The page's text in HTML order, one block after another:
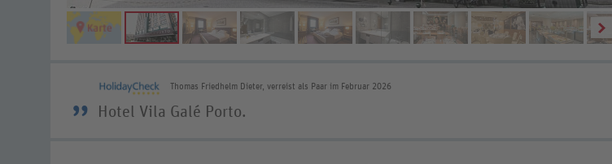
Thomas Friedhelm Dieter, verreist als Paar im Februar 2026
” Hotel Vila Galé Porto.